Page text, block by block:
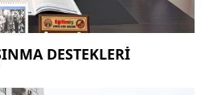
DESTEKLERI